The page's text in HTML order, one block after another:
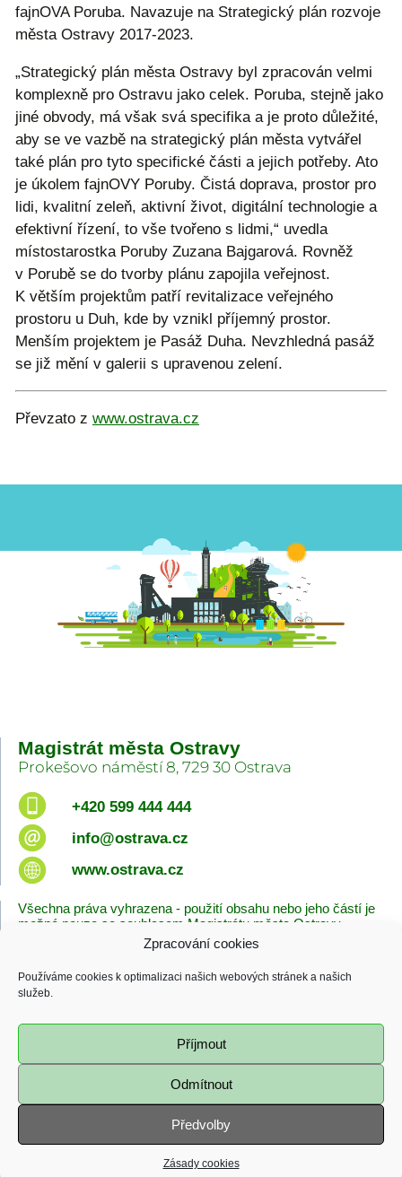
Zpracování cookies
Používáme cookies k optimalizaci našich webových stránek a našich
služeb.
Příjmout
Odmítnout
Předvolby
Zásady cookies
fajnOVA Poruba. Navazuje na Strategický plán rozvoje
města Ostravy 2017-2023.
„Strategický plán města Ostravy byl zpracován velmi
komplexně pro Ostravu jako celek. Poruba, stejně jako
jiné obvody, má však svá specifika a je proto důležité,
aby se ve vazbě na strategický plán města vytvářel
také plán pro tyto specifické části a jejich potřeby. Ato
je úkolem fajnOVY Poruby. Čistá doprava, prostor pro
lidi, kvalitní zeleň, aktivní život, digitální technologie a
efektivní řízení, to vše tvořeno s lidmi,“ uvedla
místostarostka Poruby Zuzana Bajgarová. Rovněž
v Porubě se do tvorby plánu zapojila veřejnost.
K větším projektům patří revitalizace veřejného
prostoru u Duh, kde by vznikl příjemný prostor.
Menším projektem je Pasáž Duha. Nevzhledná pasáž
se již mění v galerii s upravenou zelení.
Převzato z www.ostrava.cz
Magistrát města Ostravy
Prokešovo náměstí 8, 729 30 Ostrava
+420 599 444 444
info@ostrava.cz
www.ostrava.cz
Všechna práva vyhrazena - použití obsahu nebo jeho částí je
možné pouze se souhlasem Magistrátu města Ostravy.
Zásady cookies
Poslední změna